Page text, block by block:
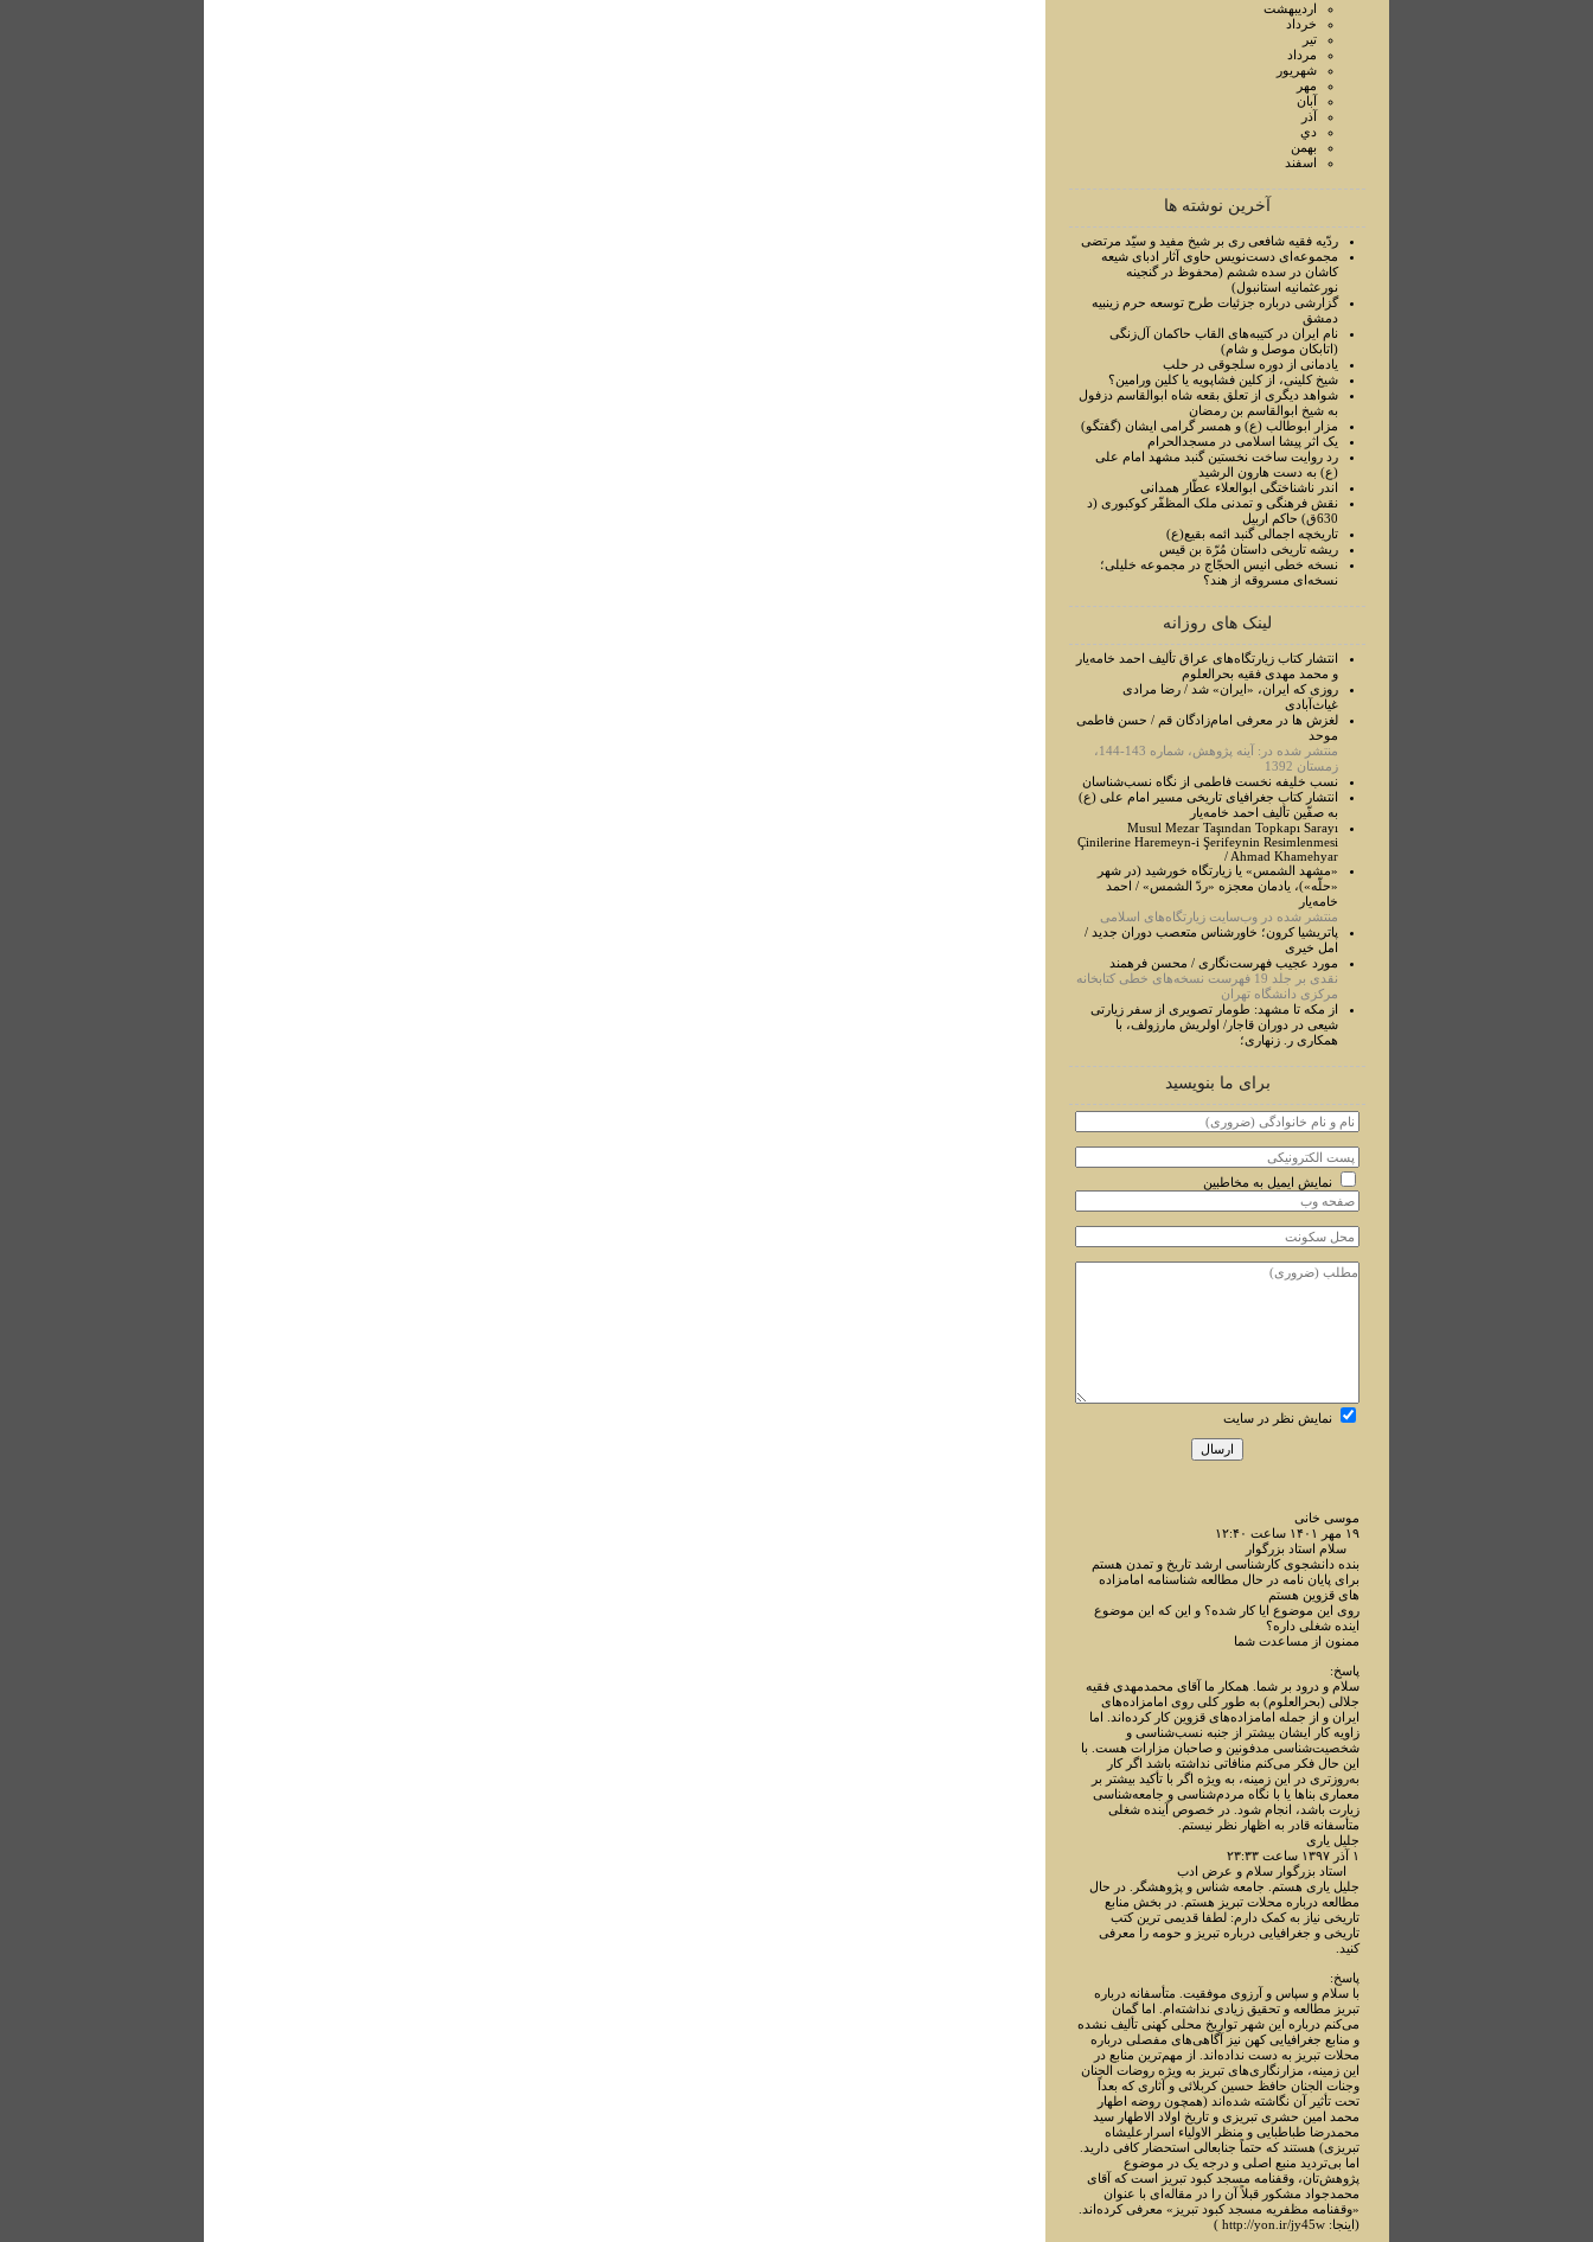
ارديبهشت
خرداد
تير
مرداد
شهريور
مهر
آبان
آذر
دي
بهمن
اسفند
آخرین نوشته ها
ردّیه فقیه شافعی ری بر شیخ مفید و سیّد مرتضی
مجموعه‌ای دست‌نویس حاوی آثار ادبای شیعه
کاشان در سده ششم (محفوظ در گنجینه
نورعثمانیه استانبول)
گزارشی درباره جزئیات طرح توسعه حرم زینبیه
دمشق
نام ایران در کتیبه‌های القاب حاکمان آل‌زنگی
(اتابکان موصل و شام)
یادمانی از دوره سلجوقی در حلب
شیخ کلینی، از کلین فشاپویه یا کلین ورامین؟
شواهد دیگری از تعلق بقعه شاه ابوالقاسم دزفول
به شیخ ابوالقاسم بن رمضان
مزار ابوطالب (ع) و همسر گرامی ایشان (گفتگو)
یک اثر پیشا اسلامی در مسجدالحرام
رد روایت ساخت نخستین گنبد مشهد امام علی
(ع) به دست هارون الرشید
اندر ناشناختگی ابوالعلاء عطّار همدانی
نقش فرهنگی و تمدنی ملک المظفّر کوکبوری (د
630ق) حاکم اربیل
تاریخچه اجمالی گنبد ائمه بقیع(ع)
ریشه تاریخی داستان مُرّة بن قیس
نسخه خطی انیس الحجّاج در مجموعه خلیلی؛
نسخه‌ای مسروقه از هند؟
لینک های روزانه
انتشار کتاب زیارتگاه‌های عراق تألیف احمد خامه‌یار
و محمد مهدی فقیه بحرالعلوم
روزی که ایران، «ایران» شد / رضا مرادی
غیاث‌آبادی
لغزش ها در معرفی امام‌زادگان قم / حسن فاطمی
موحد
منتشر شده در: آینه پژوهش، شماره 143-144،
زمستان 1392
نسب خلیفه نخست فاطمی از نگاه نسب‌شناسان
انتشار کتاب جغرافیای تاریخی مسیر امام علی (ع)
به صفّین تألیف احمد خامه‌یار
Musul Mezar Taşından Topkapı Sarayı
Çinilerine Haremeyn-i Şerifeynin Resimlenmesi
/ Ahmad Khamehyar
«مشهد الشمس» یا زیارتگاه خورشید (در شهر
«حلّه»)، یادمان معجزه «ردّ الشمس» / احمد
خامه‌یار
منتشر شده در وب‌سایت زیارتگاه‌های اسلامی
پاتریشیا کرون؛ خاورشناس متعصب دوران جدید /
امل خیری
مورد عجيب فهرست‌نگاری / محسن فرهمند
نقدی بر جلد 19 فهرست نسخه‌های خطی کتابخانه
مرکزی دانشگاه تهران
از مکه تا مشهد: طومار تصویری از سفر زیارتی
شیعی در دوران قاجار/ اولریش مارزولف، با
همکاری ر. زنهاری؛
برای ما بنویسید
نمایش ایمیل به مخاطبین
نمایش نظر در سایت
موسی خانی
۱۹ مهر ۱۴۰۱ ساعت ۱۲:۴۰
سلام استاد بزرگوار
بنده دانشجوی کارشناسی ارشد تاریخ و تمدن هستم
برای پایان نامه در حال مطالعه شناسنامه امامزاده
های قزوین هستم
روی این موضوع ایا کار شده؟ و این که این موضوع
اینده شغلی داره؟
ممنون از مساعدت شما
پاسخ:
سلام و درود بر شما. همکار ما آقای محمدمهدی فقیه
جلالی (بحرالعلوم) به طور کلی روی امامزاده‌های
ایران و از جمله امامزاده‌های قزوین کار کرده‌اند. اما
زاویه کار ایشان بیشتر از جنبه نسب‌شناسی و
شخصیت‌شناسی مدفونین و صاحبان مزارات هست. با
این حال فکر می‌کنم منافاتی نداشته باشد اگر کار
به‌روزتری در این زمینه، به ویژه اگر با تأکید بیشتر بر
معماری بناها یا با نگاه مردم‌شناسی و جامعه‌شناسی
زیارت باشد، انجام شود. در خصوص آینده شغلی
متأسفانه قادر به اظهار نظر نیستم.
جلیل یاری
۱ آذر ۱۳۹۷ ساعت ۲۳:۳۳
استاد بزرگوار سلام و عرض ادب
جلیل یاری هستم. جامعه شناس و پژوهشگر. در حال
مطالعه درباره محلات تبریز هستم. در بخش منابع
تاریخی نیاز به کمک دارم: لطفا قدیمی ترین کتب
تاریخی و جغرافیایی درباره تبریز و حومه را معرفی
کنید.
پاسخ:
با سلام و سپاس و آرزوی موفقیت. متأسفانه درباره
تبریز مطالعه و تحقیق زیادی نداشته‌ام. اما گمان
می‌کنم درباره این شهر تواریخ محلی کهنی تألیف نشده
و منابع جغرافیایی کهن نیز آگاهی‌های مفصلی درباره
محلات تبریز به دست نداده‌اند. از مهم‌ترین منابع در
این زمینه، مزارنگاری‌های تبریز به ویژه روضات الجنان
وجنات الجنان حافظ حسین کربلائی و آثاری که بعداً
تحت تأثیر آن نگاشته شده‌اند (همچون روضه اطهار
محمد امین حشری تبریزی و تاریخ اولاد الاطهار سید
محمدرضا طباطبایی و منظر الاولیاء اسرارعلیشاه
تبریزی) هستند که حتماً جنابعالی استحضار کافی دارید.
اما بی‌تردید منبع اصلی و درجه یک در موضوع
پژوهش‌تان، وقفنامه مسجد کبود تبریز است که آقای
محمدجواد مشکور قبلاً آن را در مقاله‌ای با عنوان
«وقفنامه مظفریه مسجد کبود تبریز» معرفی کرده‌اند.
(اینجا: http://yon.ir/jy45w )